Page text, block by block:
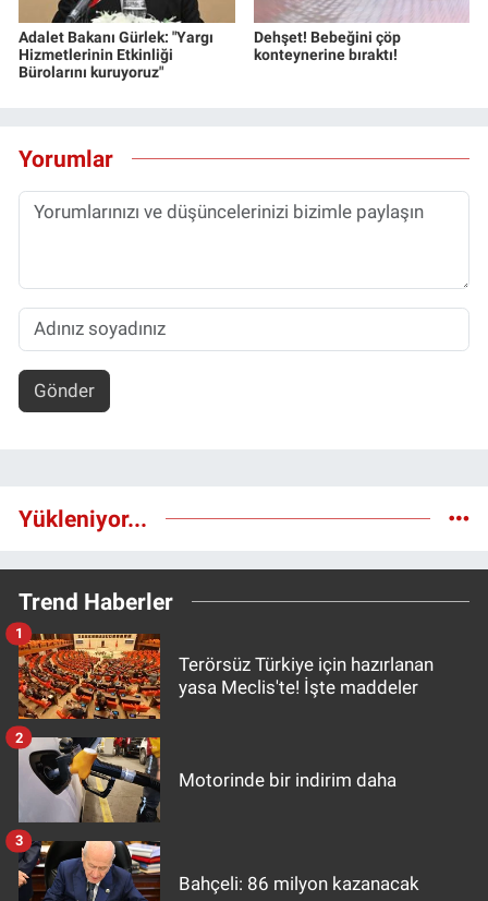
Adalet Bakanı Gürlek: "Yargı
Hizmetlerinin Etkinliği
Bürolarını kuruyoruz"
Dehşet! Bebeğini çöp
konteynerine bıraktı!
Yorumlar
Gönder
Yükleniyor...
Trend Haberler
Terörsüz Türkiye için hazırlanan
yasa Meclis'te! İşte maddeler
1
Motorinde bir indirim daha
2
Bahçeli: 86 milyon kazanacak
3